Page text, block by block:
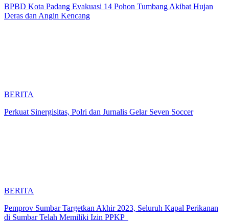
BPBD Kota Padang Evakuasi 14 Pohon Tumbang Akibat Hujan
Deras dan Angin Kencang
BERITA
Perkuat Sinergisitas, Polri dan Jurnalis Gelar Seven Soccer
BERITA
Pemprov Sumbar Targetkan Akhir 2023, Seluruh Kapal Perikanan
di Sumbar Telah Memiliki Izin PPKP